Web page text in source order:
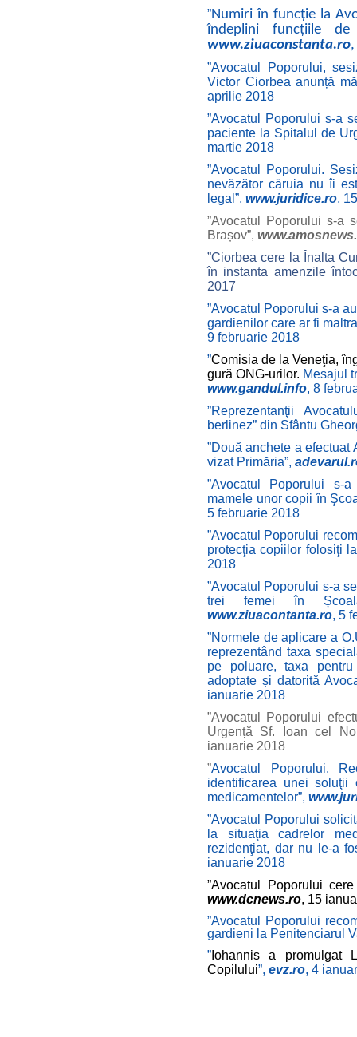
”Numiri în funcție la
îndeplini funcțiile de
www.ziuaconstanta.ro
”Avocatul Poporului,
Victor Ciorbea anunță
aprilie 2018
”Avocatul Poporului s-a
paciente la Spitalul de
martie 2018
”Avocatul Poporului.
nevăzător căruia nu îi
legal”, www.juridice.ro,
”Avocatul Poporului s-a
Brașov”,
”Ciorbea cere la Înalta
în instanta amenzile
2017
”Avocatul Poporului s-a
gardienilor care ar fi
9 februarie 2018
”Comisia de la Veneţia,
gură ONG-urilor. Mesajul
www.gandul.info, 8
”Reprezentanţii
berlinez” din Sfântu
”Două anchete a
vizat Primăria”,
”Avocatul Poporului s-
mamele unor copii în
5 februarie 2018
”Avocatul Poporului
protecţia copiilor folosiţi
2018
”Avocatul Poporului s-a
trei femei în
www.ziuacontanta.ro, 5
”Normele de aplicare a
reprezentând taxa
pe poluare, taxa
adoptate și datorită
ianuarie 2018
”Avocatul Poporului
Urgență Sf. Ioan cel
ianuarie 2018
”Avocatul Poporului.
identificarea unei
medicamentelor”,
”Avocatul Poporului
la situaţia cadrelor
rezidenţiat, dar nu le-a
ianuarie 2018
”Avocatul Poporului
www.dcnews.ro, 15
”Avocatul Poporului
gardieni la Penitenciarul
” Iohannis a promulgat
Copilului”, evz.ro, 4